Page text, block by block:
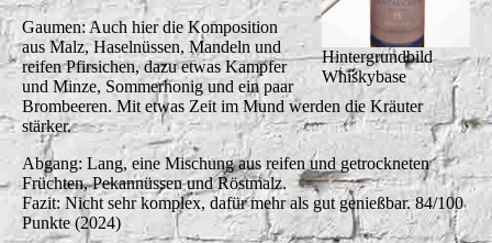
Hintergrundbild
Whiskybase
Gaumen: Auch hier die Komposition
aus Malz, Haselnüssen, Mandeln und
reifen Pfirsichen, dazu etwas Kampfer
und Minze, Sommerhonig und ein paar
Brombeeren. Mit etwas Zeit im Mund werden die Kräuter
stärker.
Abgang: Lang, eine Mischung aus reifen und getrockneten
Früchten, Pekannüssen und Röstmalz.
Fazit: Nicht sehr komplex, dafür mehr als gut genießbar. 84/100
Punkte (2024)